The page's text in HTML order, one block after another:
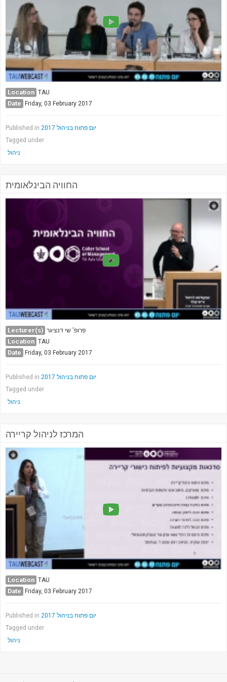
TAU General
SEARCH
Search
Location TAU
Date Friday, 03 February 2017
Published in
יום פתוח בניהול 2017
Tagged under
ניהול
החוויה הבינלאומית
Lecturer(s) פרופ' שי דנציגר
Location TAU
Date Friday, 03 February 2017
Published in
יום פתוח בניהול 2017
Tagged under
ניהול
המרכז לניהול קריירה
Location TAU
Date Friday, 03 February 2017
Published in
יום פתוח בניהול 2017
Tagged under
ניהול